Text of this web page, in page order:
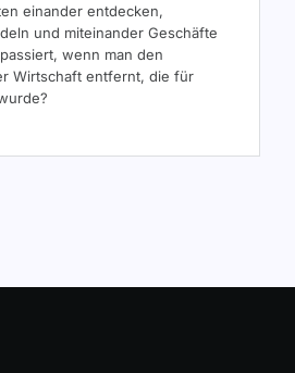
einander entdecken,
und miteinander Geschäfte
wenn man den
Wirtschaft entfernt, die für